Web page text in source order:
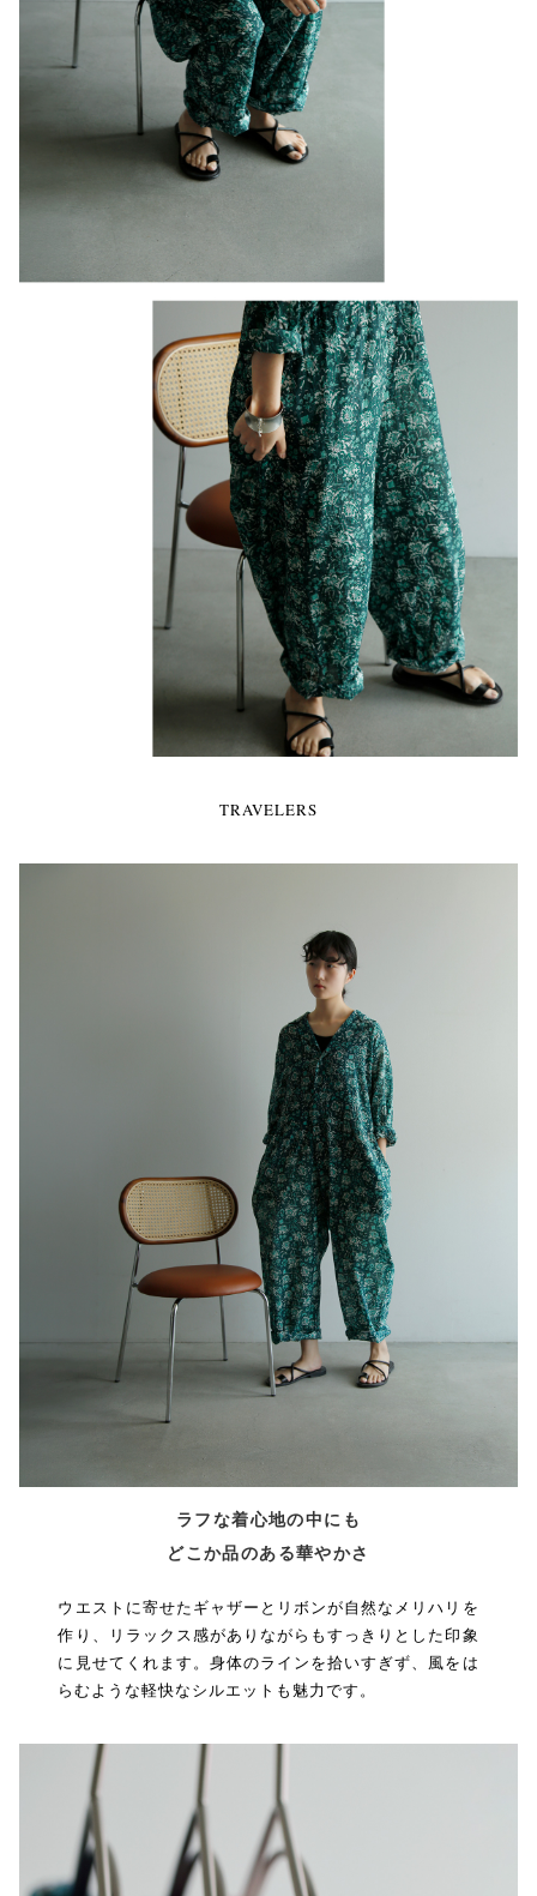
TRAVELERS
ラフな着心地の中にも
どこか品のある華やかさ
ウエストに寄せたギャザーとリボンが自然なメリハリを
作り、リラックス感がありながらもすっきりとした印象
に見せてくれます。身体のラインを拾いすぎず、風をは
らむような軽快なシルエットも魅力です。